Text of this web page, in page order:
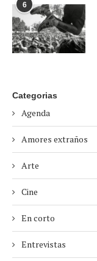
6
Categorias
Agenda
Amores extraños
Arte
Cine
En corto
Entrevistas